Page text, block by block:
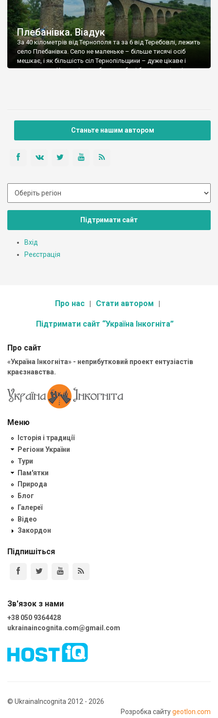
Плебанівка. Віадук
За 40 кілометрів від Тернополя та за 6 від Теребовлі, лежить
село Плебанівка. Село не маленьке – більше тисячі осіб
мешкає, і як більшість сіл Тернопільщини – дуже цікаве і
мальовниче. Красиві пагорби та глибокі балки, вирізані
Станьте нашим автором
Підтримати сайт
Вхід
Реєстрація
Про нас Стати автором
Підтримати сайт “Україна Інкогніта”
Про сайт
«Україна Інкогніта» - неприбутковий проект ентузіастів
краєзнавства.
Меню
Історія і традиції
Регіони України
Тури
Пам'ятки
Природа
Блог
Галереї
Відео
Закордон
Підпишіться
Зв'язок з нами
+38 050 9364428
ukrainaincognita.com@gmail.com
© UkrainaIncognita 2012 - 2026
Розробка сайтуgeotlon.com